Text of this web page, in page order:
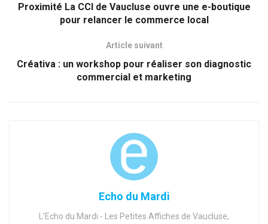
Proximité La CCI de Vaucluse ouvre une e-boutique
pour relancer le commerce local
Article suivant
Créativa : un workshop pour réaliser son diagnostic
commercial et marketing
Echo du Mardi
L'Echo du Mardi - Les Petites Affiches de Vaucluse,